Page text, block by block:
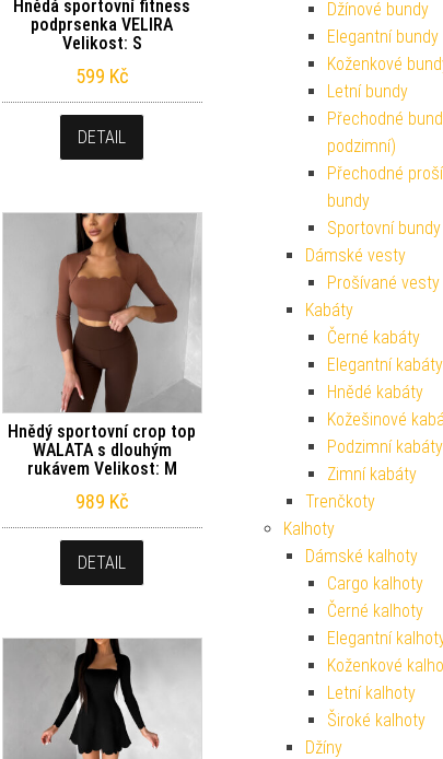
Hnědá sportovní fitness
podprsenka VELIRA
Velikost: S
599 Kč
DETAIL
Hnědý sportovní crop top
WALATA s dlouhým
rukávem Velikost: M
989 Kč
DETAIL
Džínové bundy
Elegantní bundy
Koženkové
Letní bundy
Přechodné
podzimní)
Přechodné
bundy
Sportovní bundy
Dámské vesty
Prošívané vesty
Kabáty
Černé kabáty
Elegantní kabáty
Hnědé kabáty
Kožešinové
Podzimní kabáty
Zimní kabáty
Trenčkoty
Kalhoty
Dámské kalhoty
Cargo kalhoty
Černé kalhoty
Elegantní
Koženkové
Letní kalhoty
Široké kalhoty
Džíny